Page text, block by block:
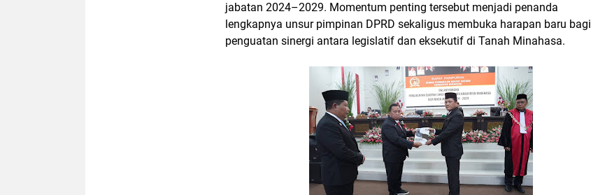
jabatan 2024–2029. Momentum penting tersebut menjadi penanda
lengkapnya unsur pimpinan DPRD sekaligus membuka harapan baru bagi
penguatan sinergi antara legislatif dan eksekutif di Tanah Minahasa.